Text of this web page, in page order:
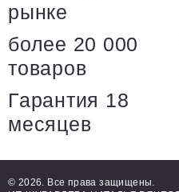
рынке
более 20 000
товаров
Гарантия 18
месяцев
© 2026. Все права защищены.